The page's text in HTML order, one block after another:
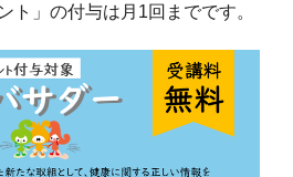
ト」の付与は月1回までです。